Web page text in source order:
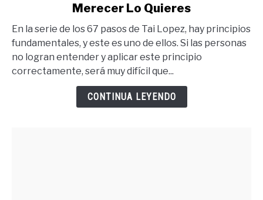
Tener
Lo
Que
Quieres
Merecer Lo Quieres
En la serie de los 67 pasos de Tai Lopez, hay principios
fundamentales, y este es uno de ellos. Si las personas
no logran entender y aplicar este principio
correctamente, será muy difícil que...
CONTINUA LEYENDO